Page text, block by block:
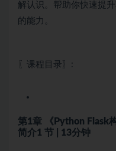
解认识。帮助你快速提
的能力。
〖课程目录〗:
第1章 《Python Flask
简介1 节 | 13分钟